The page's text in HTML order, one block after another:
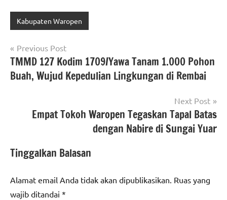
Kabupaten Waropen
Navigasi
pos
Previous Post
TMMD 127 Kodim 1709/Yawa Tanam 1.000 Pohon
Buah, Wujud Kepedulian Lingkungan di Rembai
Next Post
Empat Tokoh Waropen Tegaskan Tapal Batas
dengan Nabire di Sungai Yuar
Tinggalkan Balasan
Alamat email Anda tidak akan dipublikasikan. Ruas yang
wajib ditandai *